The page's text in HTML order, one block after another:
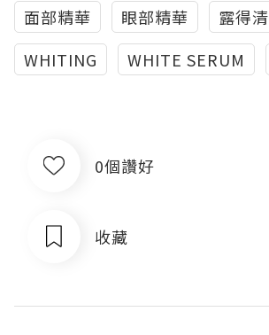
面部精華
眼部精華
露得清
WHITING
WHITE SERUM
0個讚好
收藏